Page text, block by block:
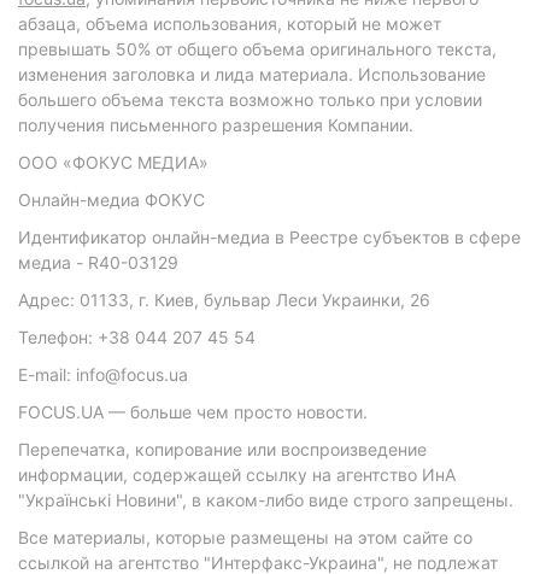
абзаца, объема использования, который не может
превышать 50% от общего объема оригинального текста,
изменения заголовка и лида материала. Использование
большего объема текста возможно только при условии
получения письменного разрешения Компании.
ООО «ФОКУС МЕДИА»
Онлайн-медиа ФОКУС
Идентификатор онлайн-медиа в Реестре субъектов в сфере
медиа - R40-03129
Адрес: 01133, г. Киев, бульвар Леси Украинки, 26
Телефон: +38 044 207 45 54
E-mail: info@focus.ua
FOCUS.UA — больше чем просто новости.
Перепечатка, копирование или воспроизведение
информации, содержащей ссылку на агентство ИнА
"Українські Новини", в каком-либо виде строго запрещены.
Все материалы, которые размещены на этом сайте со
ссылкой на агентство "Интерфакс-Украина", не подлежат